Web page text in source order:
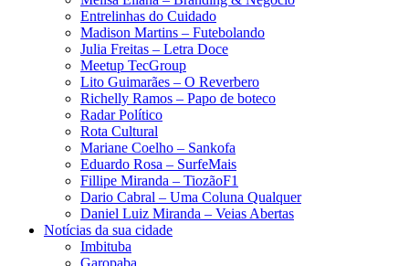
Entrelinhas do Cuidado
Madison Martins – Futebolando
Julia Freitas​ – Letra Doce
Meetup TecGroup
Lito Guimarães – O Reverbero
Richelly Ramos​ – Papo de boteco
Radar Político
Rota Cultural
Mariane Coelho – Sankofa
Eduardo Rosa​ – SurfeMais
Fillipe Miranda – TiozãoF1
Dario Cabral – Uma Coluna Qualquer
Daniel Luiz Miranda – Veias Abertas
Notícias da sua cidade
Imbituba
Garopaba